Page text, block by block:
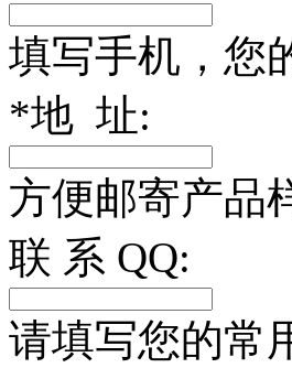
填写手机，您
*地 址:
方便邮寄产品
联 系 QQ:
请填写您的常